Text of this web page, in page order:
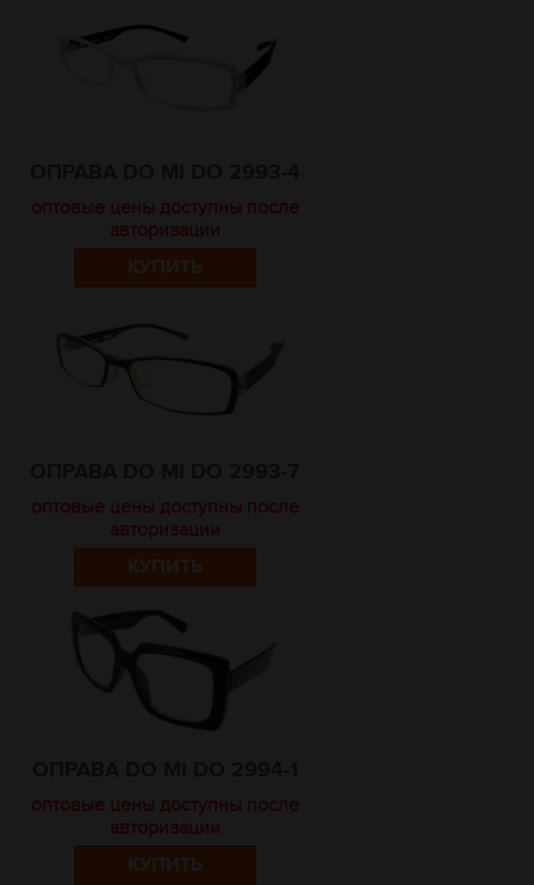
оптовые цены доступны после
авторизации
КУПИТЬ
оптовые цены доступны после
авторизации
КУПИТЬ
оптовые цены доступны после
авторизации
КУПИТЬ